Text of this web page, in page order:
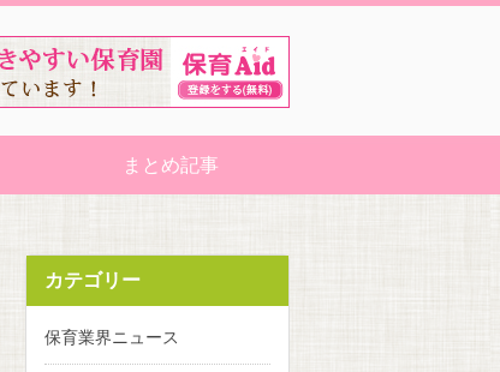
まとめ記事
カテゴリー
保育業界ニュース